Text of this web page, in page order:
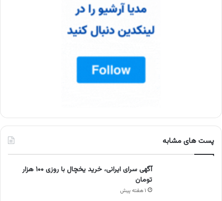
پست های مشابه
آگهی سرای ایرانی، خرید یخچال با روزی ۱۰۰ هزار
تومان
۱ هفته پیش